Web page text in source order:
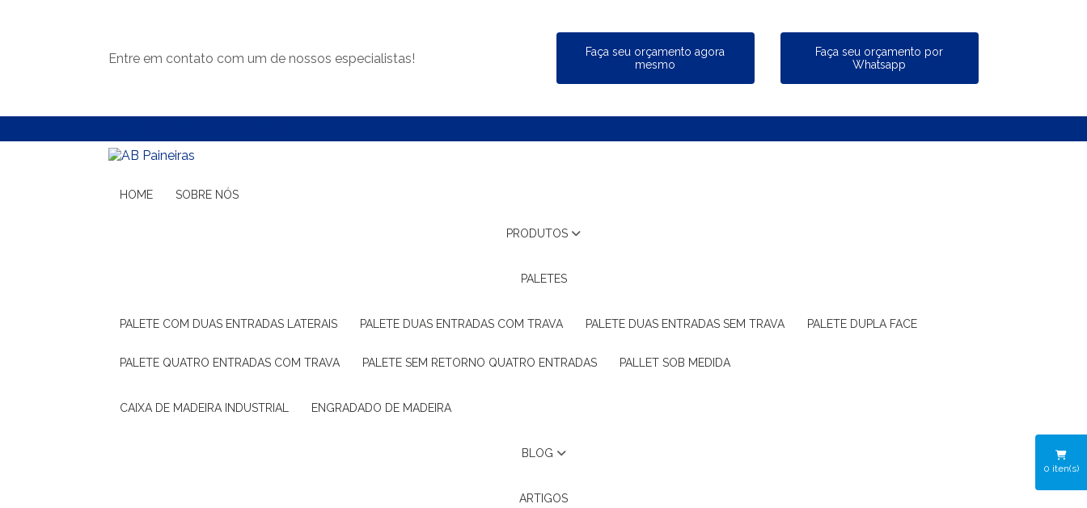
Entre em contato com um de nossos especialistas!
Faça seu orçamento agora
mesmo
Faça seu orçamento por
Whatsapp
HOME SOBRE NÓS
PRODUTOS
PALETES
PALETE COM DUAS ENTRADAS LATERAIS PALETE DUAS ENTRADAS COM TRAVA PALETE DUAS ENTRADAS SEM TRAVA PALETE DUPLA FACE
PALETE QUATRO ENTRADAS COM TRAVA PALETE SEM RETORNO QUATRO ENTRADAS PALLET SOB MEDIDA
CAIXA DE MADEIRA INDUSTRIAL ENGRADADO DE MADEIRA
BLOG
ARTIGOS
0 iten(s)